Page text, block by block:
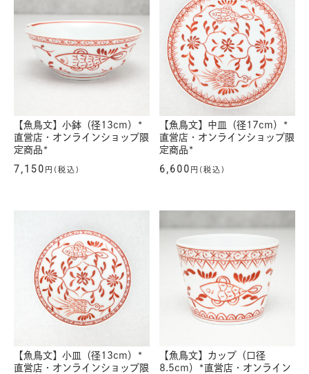
【魚鳥文】小鉢（径13cm）*
直営店・オンラインショップ限
定商品*
7,150 円(税込)
【魚鳥文】中皿（径17cm）*
直営店・オンラインショップ限
定商品*
6,600 円(税込)
【魚鳥文】小皿（径13cm）*
直営店・オンラインショップ限
【魚鳥文】カップ（口径
8.5cm）*直営店・オンライン